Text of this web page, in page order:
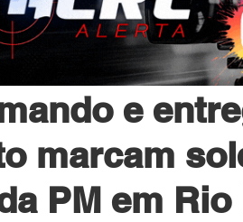
e
marcam
PM em
3 de fev. 1 min de leitura